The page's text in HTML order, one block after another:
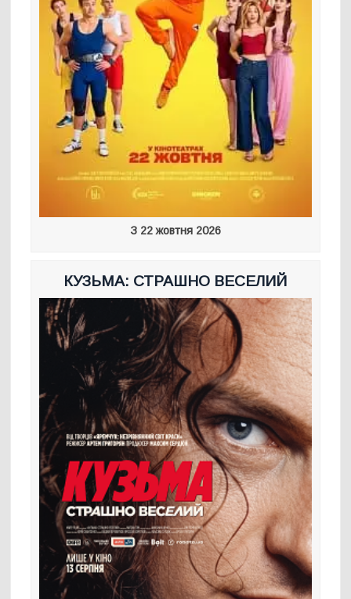
З 22 жовтня 2026
КУЗЬМА: СТРАШНО ВЕСЕЛИЙ